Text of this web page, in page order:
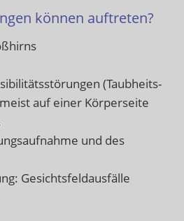
können auftreten?
(Taubheits-
auf einer Körperseite
und des
Gesichtsfeldausfälle